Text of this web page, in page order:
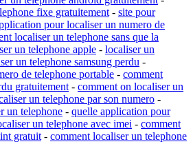
fixe gratuitement- site pour
pour localiser un numero de
localiser un telephone sans que la
un telephone apple - localiser un
un telephone samsung perdu -
de telephone portable - comment
gratuitement- comment on localiser un
un telephone par son numero -
un telephone - quelle application pour
un telephone avec imei - comment
gratuit- comment localiser un telephone